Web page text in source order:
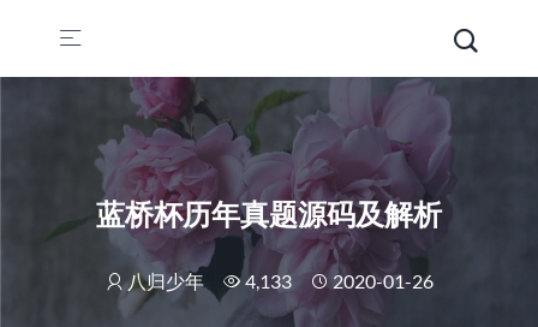
蓝桥杯历年真题源码及解析
八归少年 4,133 2020-01-26